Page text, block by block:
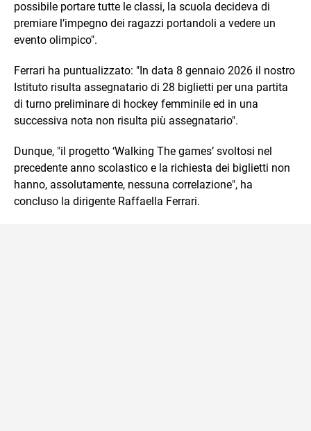
possibile portare tutte le classi, la scuola decideva di
premiare l’impegno dei ragazzi portandoli a vedere un
evento olimpico".
Ferrari ha puntualizzato: "In data 8 gennaio 2026 il nostro
Istituto risulta assegnatario di 28 biglietti per una partita
di turno preliminare di hockey femminile ed in una
successiva nota non risulta più assegnatario".
Dunque, "il progetto ‘Walking The games’ svoltosi nel
precedente anno scolastico e la richiesta dei biglietti non
hanno, assolutamente, nessuna correlazione", ha
concluso la dirigente Raffaella Ferrari.